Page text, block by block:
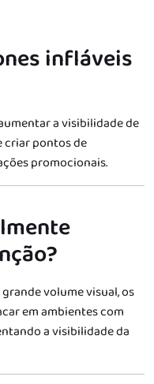
infláveis
a visibilidade de
criar pontos de
promocionais.
volume visual, os
em ambientes com
a visibilidade da